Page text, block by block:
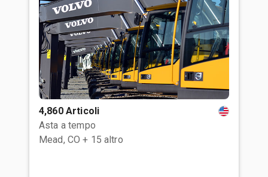
4,860 Articoli
Asta a tempo
Mead, CO + 15 altro